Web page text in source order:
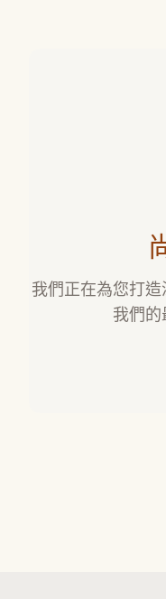
我們正在為您打
我們的